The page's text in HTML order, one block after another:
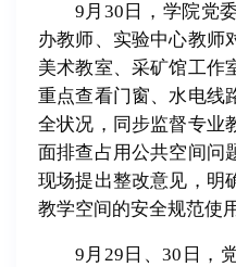
9月30日，学院党
办教师、实验中心教师
美术教室、采矿馆工作
重点查看门窗、水电线
全状况，同步监督专业
面排查占用公共空间问
现场提出整改意见，明
教学空间的安全规范使用
9月29日、30日，